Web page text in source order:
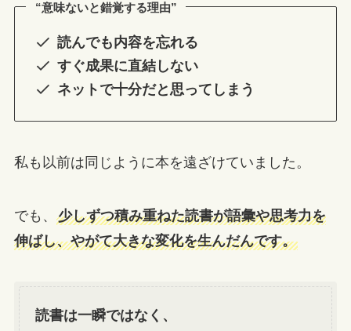
“意味ないと錯覚する理由”
読んでも内容を忘れる
すぐ成果に直結しない
ネットで十分だと思ってしまう
私も以前は同じように本を遠ざけていました。
でも、 少しずつ積み重ねた読書が語彙や思考力を
伸ばし、やがて大きな変化を生んだんです。
読書は一瞬ではなく、